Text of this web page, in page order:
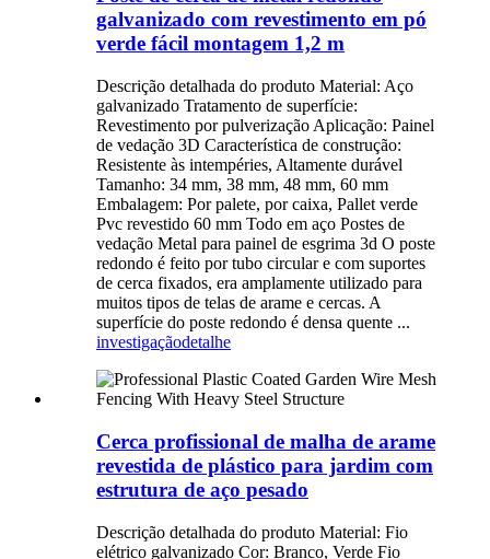
galvanizado com revestimento em pó
verde fácil montagem 1,2 m
Descrição detalhada do produto Material: Aço
galvanizado Tratamento de superfície:
Revestimento por pulverização Aplicação: Painel
de vedação 3D Característica de construção:
Resistente às intempéries, Altamente durável
Tamanho: 34 mm, 38 mm, 48 mm, 60 mm
Embalagem: Por palete, por caixa, Pallet verde
Pvc revestido 60 mm Todo em aço Postes de
vedação Metal para painel de esgrima 3d O poste
redondo é feito por tubo circular e com suportes
de cerca fixados, era amplamente utilizado para
muitos tipos de telas de arame e cercas. A
superfície do poste redondo é densa quente ...
investigaçãodetalhe
Cerca profissional de malha de arame
revestida de plástico para jardim com
estrutura de aço pesado
Descrição detalhada do produto Material: Fio
elétrico galvanizado Cor: Branco, Verde Fio